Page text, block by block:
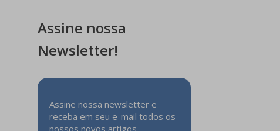
Assine nossa
Newsletter!
Assine nossa newsletter e
receba em seu e-mail todos os